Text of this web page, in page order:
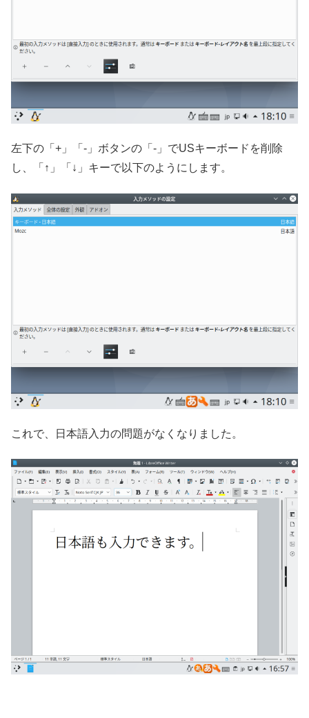
左下の「+」「-」ボタンの「-」でUSキーボードを削除
し、「↑」「↓」キーで以下のようにします。
これで、日本語入力の問題がなくなりました。